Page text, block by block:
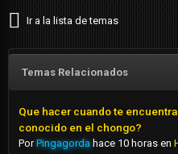
Ir a la lista de temas
Temas Relacionados
Que hacer cuando te
conocido en el chongo?
PorPingagorda hace 10 horas en